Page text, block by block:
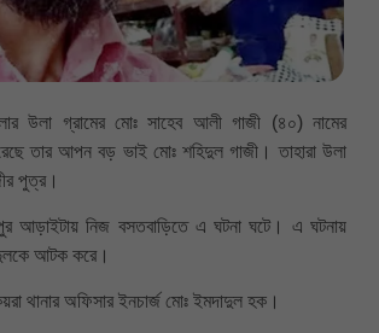
উলা গ্রামের মোঃ সাহেব আলী গাজী (৪০) নামের
তার আপন বড় ভাই মোঃ শহিদুল গাজী। তাহারা উলা
পুত্র।
আড়াইটায় নিজ বসতবাড়িতে এ ঘটনা ঘটে। এ ঘটনায়
আটক করে।
থানার অফিসার ইনচার্জ মোঃ ইমদাদুল হক।